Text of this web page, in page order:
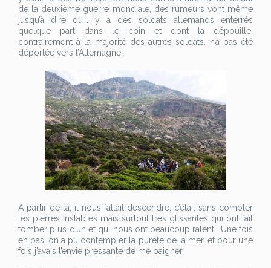
de la deuxième guerre mondiale, des rumeurs vont même
jusqu’à dire qu’il y a des soldats allemands enterrés
quelque part dans le coin et dont la dépouille,
contrairement à la majorité des autres soldats, n’a pas été
déportée vers l’Allemagne.
A partir de là, il nous fallait descendre, c’était sans compter
les pierres instables mais surtout très glissantes qui ont fait
tomber plus d’un et qui nous ont beaucoup ralenti. Une fois
en bas, on a pu contempler la pureté de la mer, et pour une
fois j’avais l’envie pressante de me baigner.